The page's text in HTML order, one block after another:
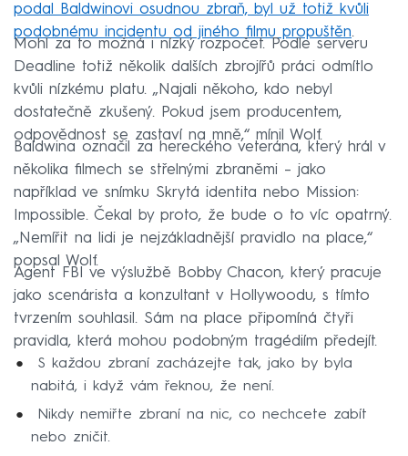
podal Baldwinovi osudnou zbraň, byl už totiž kvůli
podobnému incidentu od jiného filmu propuštěn.
Mohl za to možná i nízký rozpočet. Podle serveru
Deadline totiž několik dalších zbrojířů práci odmítlo
kvůli nízkému platu. „Najali někoho, kdo nebyl
dostatečně zkušený. Pokud jsem producentem,
odpovědnost se zastaví na mně,“ mínil Wolf.
Baldwina označil za hereckého veterána, který hrál v
několika filmech se střelnými zbraněmi – jako
například ve snímku Skrytá identita nebo Mission:
Impossible. Čekal by proto, že bude o to víc opatrný.
„Nemířit na lidi je nejzákladnější pravidlo na place,“
popsal Wolf.
Agent FBI ve výslužbě Bobby Chacon, který pracuje
jako scenárista a konzultant v Hollywoodu, s tímto
tvrzením souhlasil. Sám na place připomíná čtyři
pravidla, která mohou podobným tragédiím předejít.
S každou zbraní zacházejte tak, jako by byla
nabitá, i když vám řeknou, že není.
Nikdy nemiřte zbraní na nic, co nechcete zabít
nebo zničit.